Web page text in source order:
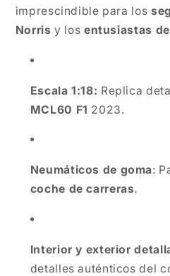
imprescindible para los
Norris y los entusiastas
Escala 1:18: Replica
MCL60 F1 2023.
Neumáticos de goma:
coche de carreras.
Interior y exterior
detalles auténticos del